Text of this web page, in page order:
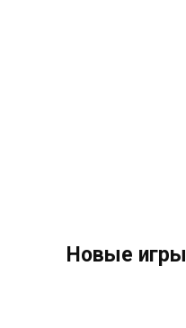
Новые игры